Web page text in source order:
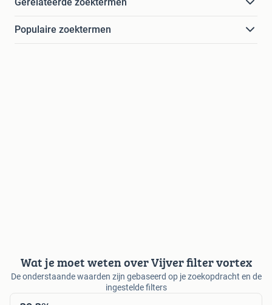
Gerelateerde zoektermen
Populaire zoektermen
Wat je moet weten over Vijver filter vortex
De onderstaande waarden zijn gebaseerd op je zoekopdracht en de
ingestelde filters